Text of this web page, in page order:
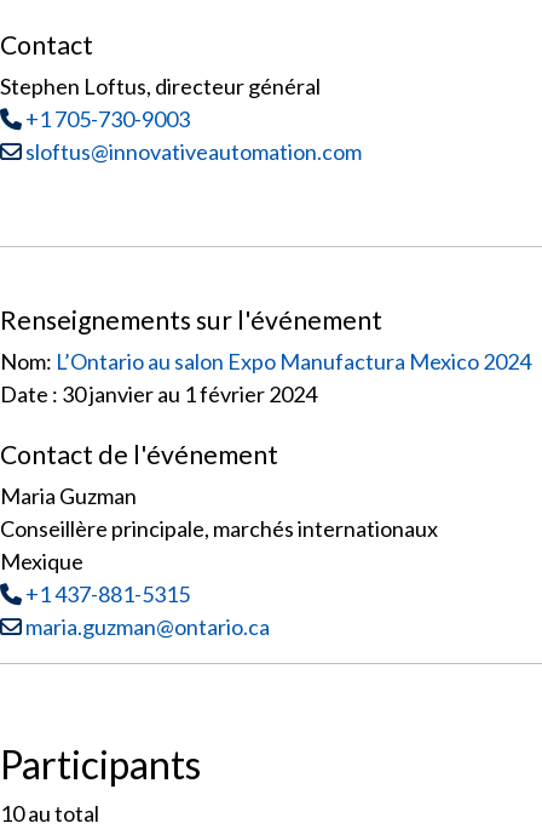
Contact
Stephen Loftus, directeur général
Tél:
+1 705-730-9003
Courriel :
sloftus@innovativeautomation.com
Renseignements sur l'événement
Nom: L’Ontario au salon Expo Manufactura Mexico 2024
Date : 30 janvier au 1 février 2024
Contact de l'événement
Maria Guzman
Conseillère principale, marchés internationaux
Mexique
Tél:
+1 437-881-5315
Courriel :
maria.guzman@ontario.ca
Participants
10au total